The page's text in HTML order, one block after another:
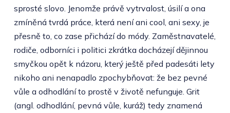
sprosté slovo. Jenomže právě vytrvalost, úsilí a ona
zmíněná tvrdá práce, která není ani cool, ani sexy, je
přesně to, co zase přichází do módy. Zaměstnavatelé,
rodiče, odborníci i politici zkrátka docházejí dějinnou
smyčkou opět k názoru, který ještě před padesáti lety
nikoho ani nenapadlo zpochybňovat: že bez pevné
vůle a odhodlání to prostě v životě nefunguje. Grit
(angl. odhodlání, pevná vůle, kuráž) tedy znamená